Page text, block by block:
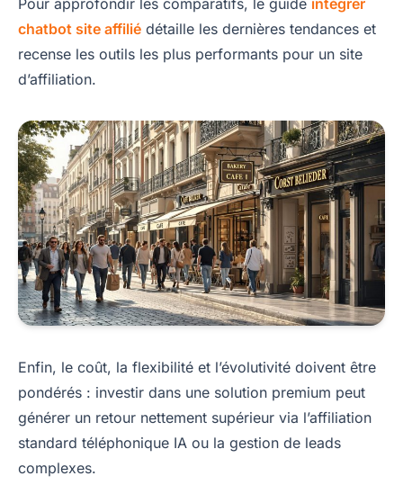
Pour approfondir les comparatifs, le guide intégrer
chatbot site affilié détaille les dernières tendances et
recense les outils les plus performants pour un site
d’affiliation.
Enfin, le coût, la flexibilité et l’évolutivité doivent être
pondérés : investir dans une solution premium peut
générer un retour nettement supérieur via l’affiliation
standard téléphonique IA ou la gestion de leads
complexes.